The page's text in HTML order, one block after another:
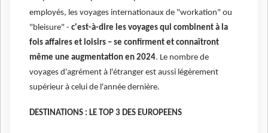
employés, les voyages internationaux de "workation" ou
"bleisure" - c'est-à-dire les voyages qui combinent à la
fois affaires et loisirs – se confirment et connaîtront
même une augmentation en 2024. Le nombre de
voyages d'agrément à l'étranger est aussi légèrement
supérieur à celui de l'année dernière.
DESTINATIONS : LE TOP 3 DES EUROPEENS